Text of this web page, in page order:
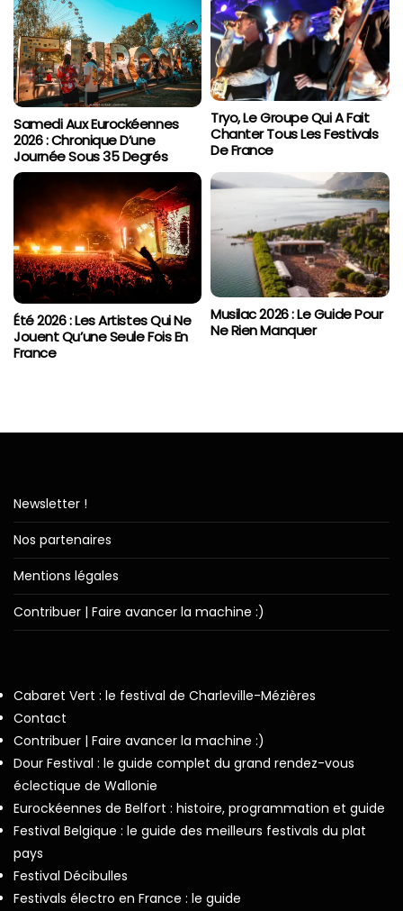
Samedi Aux Eurockéennes
2026 : Chronique D’une
Journée Sous 35 Degrés
Tryo, Le Groupe Qui A Fait
Chanter Tous Les Festivals
De France
Été 2026 : Les Artistes Qui Ne
Jouent Qu’une Seule Fois En
France
Musilac 2026 : Le Guide Pour
Ne Rien Manquer
Newsletter !
Nos partenaires
Mentions légales
Contribuer | Faire avancer la machine :)
Cabaret Vert : le festival de Charleville-Mézières
Contact
Contribuer | Faire avancer la machine :)
Dour Festival : le guide complet du grand rendez-vous
éclectique de Wallonie
Eurockéennes de Belfort : histoire, programmation et guide
Festival Belgique : le guide des meilleurs festivals du plat
pays
Festival Décibulles
Festivals électro en France : le guide